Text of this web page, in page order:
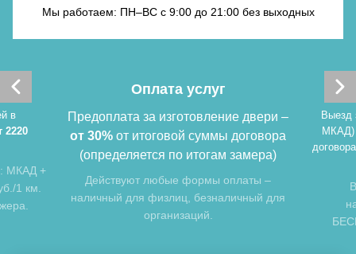
Хочу такую
Мы работаем: ПН–ВС с 9:00 до 21:00 без выходных
в
2220
МКАД +
1 км.
Оплата услуг
Предоплата за изготовление двери –
от 30% от итоговой суммы договора
(определяется по итогам замера)
Действуют любые формы оплаты –
наличный для физлиц, безналичный для
организаций.
Выезд